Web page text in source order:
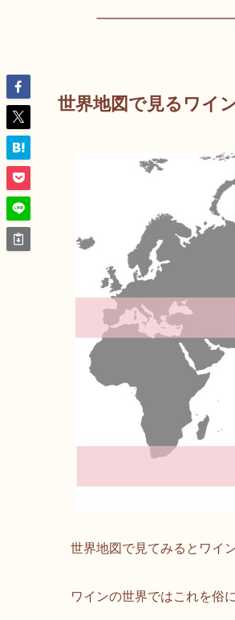
世界地図で見るワイ
世界地図で見てみるとワイ
ワインの世界ではこれを俗